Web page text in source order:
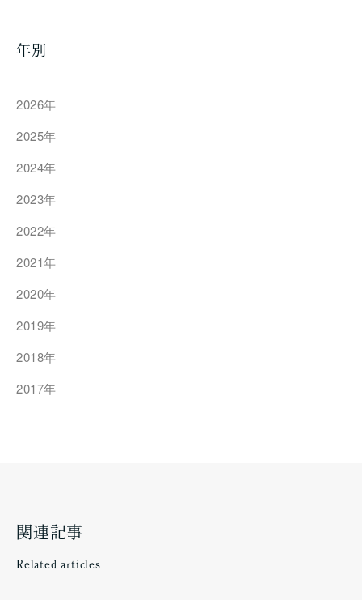
年別
2026年
2025年
2024年
2023年
2022年
2021年
2020年
2019年
2018年
2017年
関連記事
Related articles